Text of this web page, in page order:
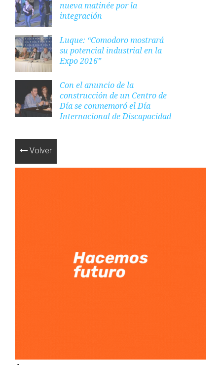
nueva matinée por la
integración
Luque: “Comodoro mostrará
su potencial industrial en la
Expo 2016”
Con el anuncio de la
construcción de un Centro de
Día se conmemoró el Día
Internacional de Discapacidad
Volver